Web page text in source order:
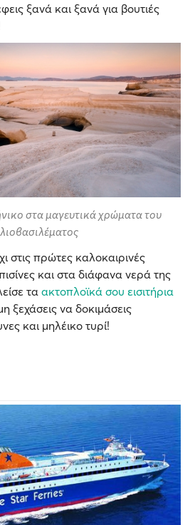
ξανά και ξανά για βουτιές
στα μαγευτικά χρώματα του
στις πρώτες καλοκαιρινές
και στα διάφανα νερά της
τα ακτοπλοϊκά σου εισιτήρια
ξεχάσεις να δοκιμάσεις
και μηλέικο τυρί!